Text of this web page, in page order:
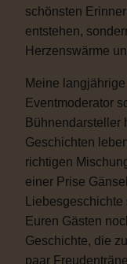
schönsten
entstehen,
Herzenswärme
Meine
Eventmoderator
Bühnendarsteller
Geschichten
richtigen
einer Prise
Euren Gästen
Geschichte, die
paar